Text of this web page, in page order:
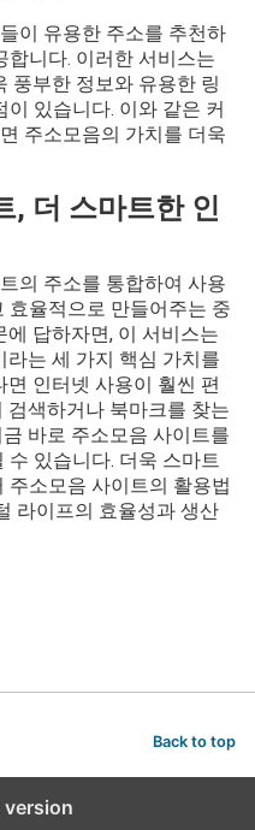
이 유용한 주소를 추천하
합니다. 이러한 서비스는
풍부한 정보와 유용한 링
있습니다. 이와 같은 커
주소모음의 가치를 더욱
, 더 스마트한 인
의 주소를 통합하여 사용
효율적으로 만들어주는 중
답하자면, 이 서비스는
는 세 가지 핵심 가치를
인터넷 사용이 훨씬 편
검색하거나 북마크를 찾는
바로 주소모음 사이트를
있습니다. 더욱 스마트
주소모음 사이트의 활용법
라이프의 효율성과 생산
Back to top
version